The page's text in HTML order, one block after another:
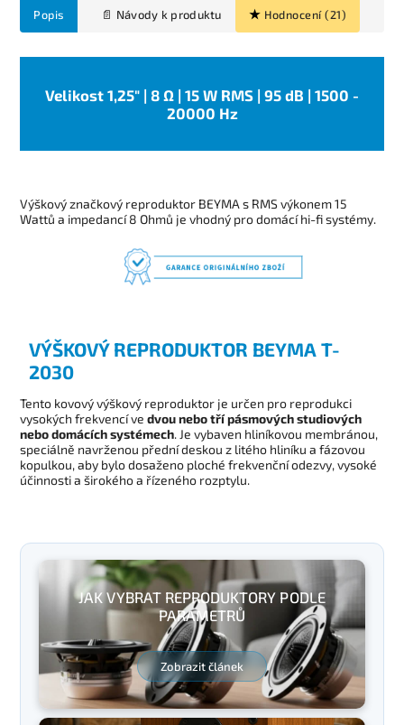
Popis Hodnocení (21)
Velikost 1,25" | 8 Ω | 15 W RMS | 95 dB | 1500 -
20000 Hz
Výškový značkový reproduktor BEYMA s RMS výkonem 15
Wattů a impedancí 8 Ohmů je vhodný pro domácí hi-fi systémy.
VÝŠKOVÝ REPRODUKTOR BEYMA T-
2030
Tento kovový výškový reproduktor je určen pro reprodukci
vysokých frekvencí ve dvou nebo tří pásmových studiových
nebo domácích systémech. Je vybaven hliníkovou membránou,
speciálně navrženou přední deskou z litého hliníku a fázovou
kopulkou, aby bylo dosaženo ploché frekvenční odezvy, vysoké
účinnosti a širokého a řízeného rozptylu.
JAK VYBRAT REPRODUKTORY PODLE
PARAMETRŮ
Zobrazit článek